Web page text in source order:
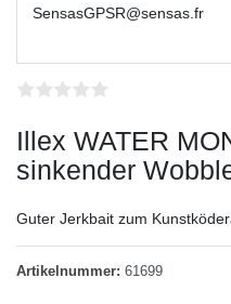
SensasGPSR@sensas.fr
Illex WATER
sinkender
Guter Jerkbait zum
Artikelnummer: 61699